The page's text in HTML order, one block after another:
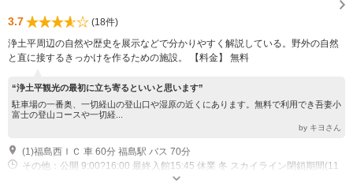
3.7
(18件)
浄土平周辺の自然や歴史を展示などで分かりやすく解説している。野外の自然
と直に接するきっかけを作るための施設。 【料金】 無料
“浄土平観光の最初に立ち寄るといいと思います”
駐車場の一番奥、一切経山の登山口や湿原の近くにあります。無料で利用でき吾妻小
富士の登山コースや一切経...
by キヨさん
(1)福島西ＩＣ 車 60分 福島駅 バス 70分
その他：公開 9:00?16:00 最終入館15:45 休業 冬 スカイライン閉鎖期間(11